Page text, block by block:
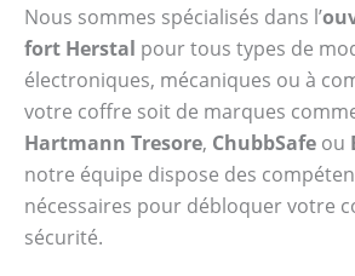
Nous sommes spécialisés dans l’
fort Herstal pour tous types de
électroniques, mécaniques ou à
votre coffre soit de marques
Hartmann Tresore, ChubbSafe ou
notre équipe dispose des
nécessaires pour débloquer votre
sécurité.